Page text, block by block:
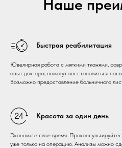
Наше
Быстрая реабилитация
Ювелирная работа с мягкими тканями,
опыт доктора, помогут восстановиться
Возможно предоставление больничного
Красота за один день
Экономьте свое время.
уже только на операцию. Анализы можно